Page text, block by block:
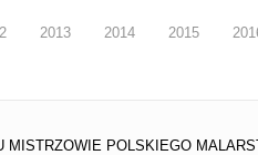
2013 2014 2015
POLSKIEGO